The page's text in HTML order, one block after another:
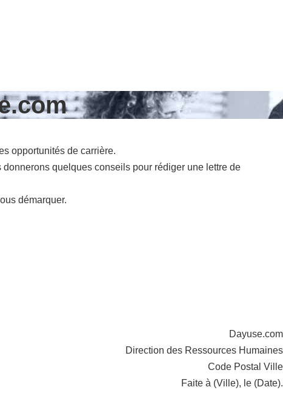
opportunités de carrière.
quelques conseils pour rédiger une lettre de
démarquer.
Dayuse.com
Direction des Ressources Humaines
Code Postal Ville
Faite à (Ville), le (Date).